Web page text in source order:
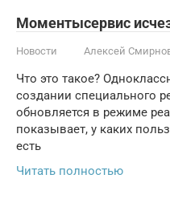
Моментысервис
Новости Алексей
Что это такое?
создании специального
обновляется в режиме
показывает, у каких
есть
Читать полностью